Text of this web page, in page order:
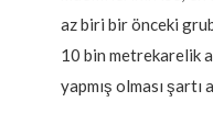
az biri bir önceki
10 bin metrekarelik
yapmış olması şartı